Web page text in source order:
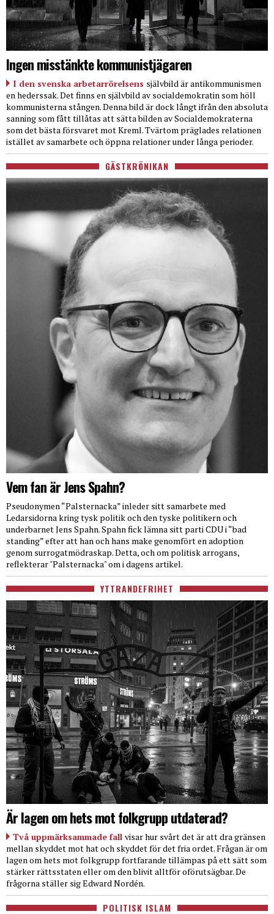
Ingen misstänkte kommunistjägaren
I den svenska arbetarrörelsens självbild är antikommunismen
en hederssak. Det finns en självbild av socialdemokratin som höll
kommunisterna stången. Denna bild är dock långt ifrån den absoluta
sanning som fått tillåtas att sätta bilden av Socialdemokraterna
som det bästa försvaret mot Kreml. Tvärtom präglades relationen
istället av samarbete och öppna relationer under långa perioder.
GÄSTKRÖNIKAN
Vem fan är Jens Spahn?
Pseudonymen “Palsternacka” inleder sitt samarbete med
Ledarsidorna kring tysk politik och den tyske politikern och
underbarnet Jens Spahn. Spahn fick lämna sitt parti CDU i “bad
standing” efter att han och hans make genomfört en adoption
genom surrogatmödraskap. Detta, och om politisk arrogans,
reflekterar "Palsternacka" om i dagens artikel.
YTTRANDEFRIHET
Är lagen om hets mot folkgrupp utdaterad?
Två uppmärksammade fall visar hur svårt det är att dra gränsen
mellan skyddet mot hat och skyddet för det fria ordet. Frågan är om
lagen om hets mot folkgrupp fortfarande tillämpas på ett sätt som
stärker rättsstaten eller om den blivit alltför oförutsägbar. De
frågorna ställer sig Edward Nordén.
POLITISK ISLAM